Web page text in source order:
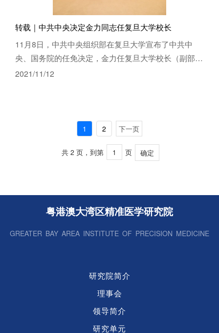
转载｜中共中央决定金力同志任复旦大学校长
11月8日，中共中央组织部在复旦大学宣布了中共中
央、国务院的任免决定，金力任复旦大学校长（副部长
级）。
2021/11/12
1 2 下一页
共 2 页，到第 页 确定
粤港澳大湾区精准医学研究院
GREATER BAY AREA INSTITUTE OF PRECISION MEDICINE
研究院简介
理事会
领导简介
研究单元